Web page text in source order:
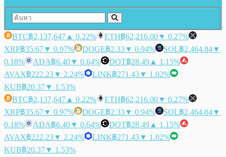
BTC฿2,137,647 ▲ 0.22% ETH฿62,216.00▼ 0.27%
XRP฿35.67▼ 0.97% DOGE฿2.33▼ 0.94% SOL฿2,464.84▼
0.18%
ADA฿6.40▼ 0.64% DOT฿28.49 ▲ 1.15%
AVAX฿222.23▼ 2.24% LINK฿271.43▼ 1.02%
KUB฿20.37▼ 1.53%
BTC฿2,137,647 ▲ 0.22% ETH฿62,216.00▼ 0.27%
XRP฿35.67▼ 0.97% DOGE฿2.33▼ 0.94% SOL฿2,464.84▼
0.18%
ADA฿6.40▼ 0.64% DOT฿28.49 ▲ 1.15%
AVAX฿222.23▼ 2.24% LINK฿271.43▼ 1.02%
KUB฿20.37▼ 1.53%